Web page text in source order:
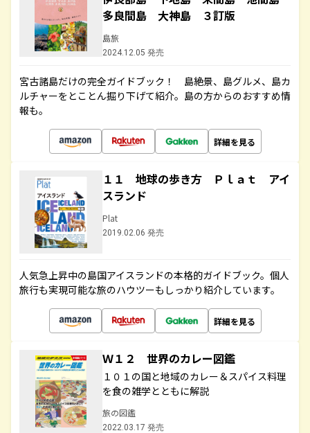
多良間島 大神島 ３訂版
島旅
2024.12.05 発売
宮古諸島だけの完全ガイドブック！ 島絶景、島グルメ、島カ
ルチャーをとことん掘り下げて紹介。島の方からのおすすめ情
報も。
詳細を見る
１１ 地球の歩き方 Ｐｌａｔ アイ
スランド
Plat
2019.02.06 発売
人気急上昇中の島国アイスランドの本格的ガイドブック。個人
旅行も実現可能な旅のハウツーもしっかり紹介しています。
詳細を見る
Ｗ１２ 世界のカレー図鑑
１０１の国と地域のカレー＆スパイス料理
を食の雑学とともに解説
旅の図鑑
2022.03.17 発売